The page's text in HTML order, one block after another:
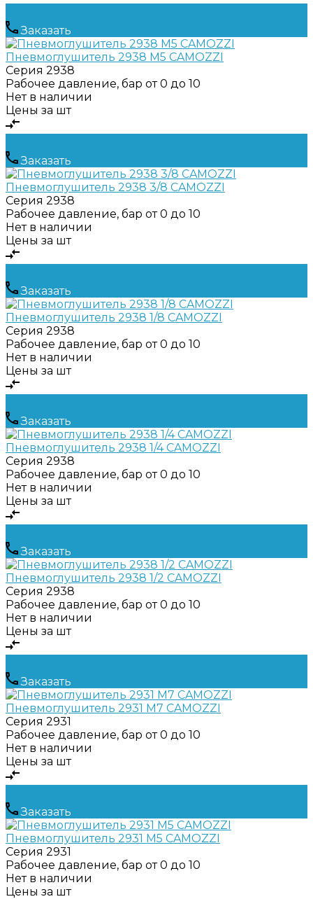
Заказать
Пневмоглушитель 2938 M5 CAMOZZI
Серия 2938
Рабочее давление, бар от 0 до 10
Нет в наличии
Цены за шт
Заказать
Пневмоглушитель 2938 3/8 CAMOZZI
Серия 2938
Рабочее давление, бар от 0 до 10
Нет в наличии
Цены за шт
Заказать
Пневмоглушитель 2938 1/8 CAMOZZI
Серия 2938
Рабочее давление, бар от 0 до 10
Нет в наличии
Цены за шт
Заказать
Пневмоглушитель 2938 1/4 CAMOZZI
Серия 2938
Рабочее давление, бар от 0 до 10
Нет в наличии
Цены за шт
Заказать
Пневмоглушитель 2938 1/2 CAMOZZI
Серия 2938
Рабочее давление, бар от 0 до 10
Нет в наличии
Цены за шт
Заказать
Пневмоглушитель 2931 M7 CAMOZZI
Серия 2931
Рабочее давление, бар от 0 до 10
Нет в наличии
Цены за шт
Заказать
Пневмоглушитель 2931 M5 CAMOZZI
Серия 2931
Рабочее давление, бар от 0 до 10
Нет в наличии
Цены за шт